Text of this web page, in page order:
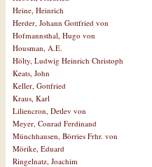
Heine, Heinrich
Herder, Johann Gottfried von
Hofmannsthal, Hugo von
Housman, A.E.
Hölty, Ludwig Heinrich Christoph
Keats, John
Keller, Gottfried
Kraus, Karl
Liliencron, Detlev von
Meyer, Conrad Ferdinand
Münchhausen, Börries Frhr. von
Mörike, Eduard
Ringelnatz, Joachim